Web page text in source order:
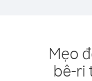
Mẹo
bê-ri